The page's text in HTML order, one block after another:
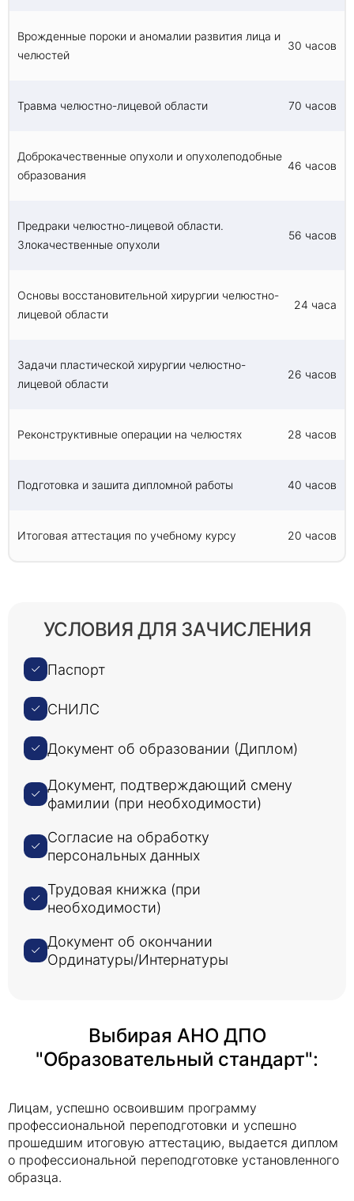
Врожденные пороки и аномалии развития лица и
челюстей
30 часов
Травма челюстно-лицевой области 70 часов
Доброкачественные опухоли и опухолеподобные
образования
46 часов
Предраки челюстно-лицевой области.
Злокачественные опухоли
56 часов
Основы восстановительной хирургии челюстно-
лицевой области
24 часа
Задачи пластической хирургии челюстно-
лицевой области
26 часов
Реконструктивные операции на челюстях 28 часов
Подготовка и зашита дипломной работы 40 часов
Итоговая аттестация по учебному курсу 20 часов
УСЛОВИЯ ДЛЯ ЗАЧИСЛЕНИЯ
Паспорт
СНИЛС
Документ об образовании (Диплом)
Документ, подтверждающий смену
фамилии (при необходимости)
Согласие на обработку
персональных данных
Трудовая книжка (при
необходимости)
Документ об окончании
Ординатуры/Интернатуры
Выбирая АНО ДПО
"Образовательный стандарт":
Лицам, успешно освоившим программу
профессиональной переподготовки и успешно
прошедшим итоговую аттестацию, выдается диплом
о профессиональной переподготовке установленного
образца.